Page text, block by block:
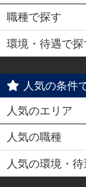
職種で探す
環境・待遇で探
人気の条件
人気のエリア
人気の職種
人気の環境・待